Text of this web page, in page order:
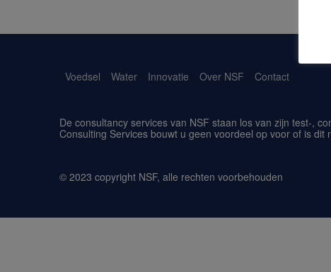
Voedsel Water Innovatie Over NSF Contact
De consultancy services van NSF staan los van zijn test-,
Consulting Services bouwt u geen voordeel op voor of is
© 2023 copyright NSF, alle rechten voorbehouden